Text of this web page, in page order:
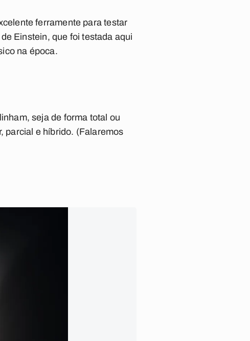
ferramente para testar
Einstein, que foi testada aqui
na época.
seja de forma total ou
parcial e híbrido. (Falaremos